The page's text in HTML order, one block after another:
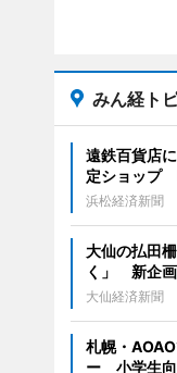
みん経ト
遠鉄百貨店
定ショップ
浜松経済新聞
大仙の払田
く」 新企
大仙経済新聞
札幌・
ー 小学生向